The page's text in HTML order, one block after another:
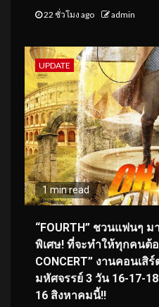
22 ชั่วโมง ago admin
UPDATE
1 min read
“FOURTH” ชวนแฟนๆ
พิเศษ! ที่จะทำให้ทุกคนต้อ
CONCERT” งานคอนเสิ
มหัศจรรย์ 3 วัน 16-17-
16 สิงหาคมนี้!!